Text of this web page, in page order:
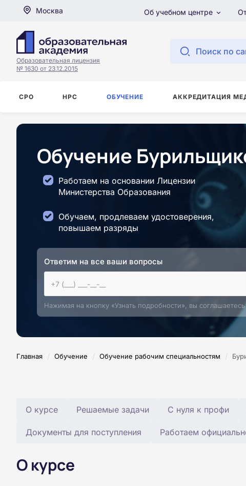
Москва Об учебном центре
Образовательная лицензия
№ 1630 от 23.12.2015
Поиск по
СРО НРС ОБУЧЕНИЕ АККРЕДИТАЦИЯ
Обучение
Работаем на основании Лицензии
Министерства Образования
Обучаем, продлеваем удостоверения,
повышаем разряды
Ответим на все ваши вопросы
Нажимая на кнопку «Узнать подробности», вы
Главная / Обучение / Обучение рабочим специальностям /
О курсе Решаемые задачи С нуля к профи
Документы для поступления Работаем
О курсе